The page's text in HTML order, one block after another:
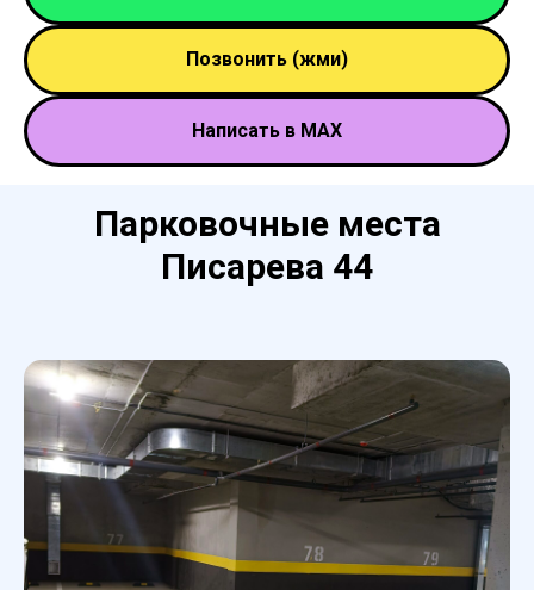
Позвонить (жми)
Написать в MAX
Парковочные места
Писарева 44